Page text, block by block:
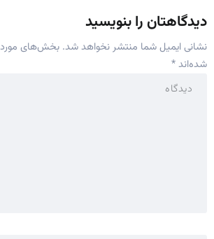
دیدگاهتان را بنویسید
نشانی ایمیل شما منتشر نخواهد شد. بخش‌های
شده‌اند*